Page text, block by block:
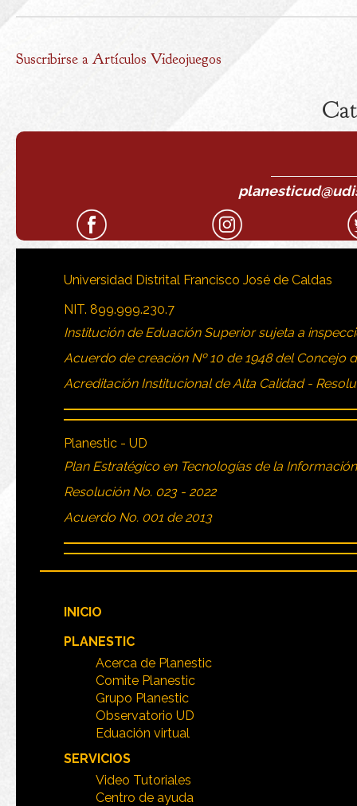
Suscribirse a Artículos Videojuegos
Universidad Distrital Francisco José de Caldas
NIT. 899.999.230.7
Institución de Eduación Superior sujeta a
Acuerdo de creación Nº 10 de 1948 del Concejo
Acreditación Institucional de Alta Calidad -
Planestic - UD
Plan Estratégico en Tecnologías de la
Resolución No. 023 - 2022
Acuerdo No. 001 de 2013
INICIO
PLANESTIC
Acerca de Planestic
Comite Planestic
Grupo Planestic
Observatorio UD
Eduación virtual
SERVICIOS
Video Tutoriales
Centro de ayuda